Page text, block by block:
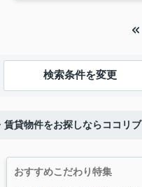
検索条件を変更
賃貸物件をお探しならココリブ
おすすめこだわり特集